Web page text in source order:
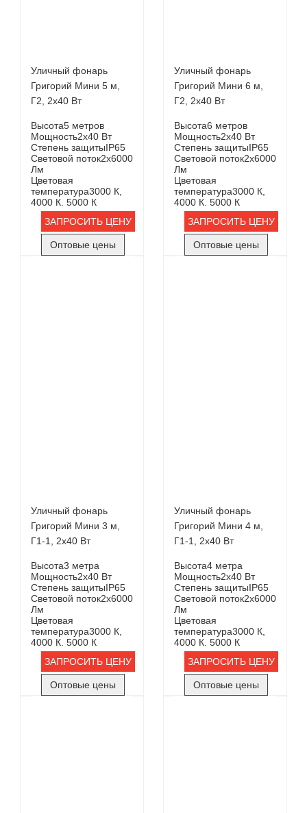
Уличный фонарь
Григорий Мини 5 м,
Г2, 2х40 Вт
Высота5 метров
Мощность2х40 Вт
Степень защитыIP65
Световой поток2х6000
Лм
Цветовая
температура3000 К,
4000 К. 5000 К
ЗАПРОСИТЬ ЦЕНУ
Оптовые цены
Уличный фонарь
Григорий Мини 6 м,
Г2, 2х40 Вт
Высота6 метров
Мощность2х40 Вт
Степень защитыIP65
Световой поток2х6000
Лм
Цветовая
температура3000 К,
4000 К. 5000 К
ЗАПРОСИТЬ ЦЕНУ
Оптовые цены
Уличный фонарь
Григорий Мини 3 м,
Г1-1, 2х40 Вт
Высота3 метра
Мощность2х40 Вт
Степень защитыIP65
Световой поток2х6000
Лм
Цветовая
температура3000 К,
4000 К. 5000 К
ЗАПРОСИТЬ ЦЕНУ
Оптовые цены
Уличный фонарь
Григорий Мини 4 м,
Г1-1, 2х40 Вт
Высота4 метра
Мощность2х40 Вт
Степень защитыIP65
Световой поток2х6000
Лм
Цветовая
температура3000 К,
4000 К. 5000 К
ЗАПРОСИТЬ ЦЕНУ
Оптовые цены